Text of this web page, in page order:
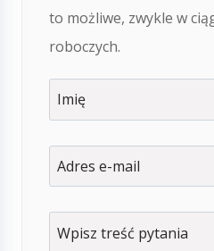
to możliwe, zwykle w
roboczych.